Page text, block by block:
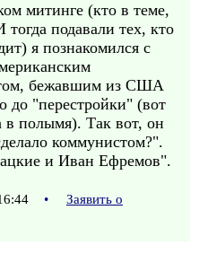
митинге (кто в теме,
подавали тех, кто
я познакомился с
бежавшим из США
до "перестройки" (вот
в полымя). Так вот, он
коммунистом?".
и Иван Ефремов".
•
Заявить о